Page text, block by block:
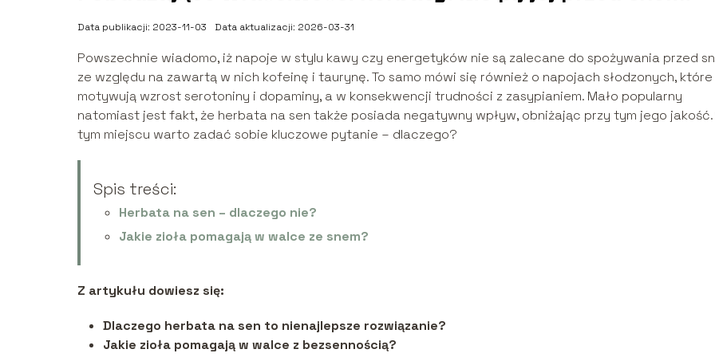
Data publikacji: 2023-11-03 Data aktualizacji: 2026-03-31
Powszechnie wiadomo, iż napoje w stylu kawy czy energetyków nie są zalecane do spożywania przed
ze względu na zawartą w nich kofeinę i taurynę. To samo mówi się również o napojach słodzonych, które
motywują wzrost serotoniny i dopaminy, a w konsekwencji trudności z zasypianiem. Mało popularny
natomiast jest fakt, że herbata na sen także posiada negatywny wpływ, obniżając przy tym jego jakość.
tym miejscu warto zadać sobie kluczowe pytanie – dlaczego?
Spis treści:
Herbata na sen – dlaczego nie?
Jakie zioła pomagają w walce ze snem?
Z artykułu dowiesz się:
Dlaczego herbata na sen to nienajlepsze rozwiązanie?
Jakie zioła pomagają w walce z bezsennością?